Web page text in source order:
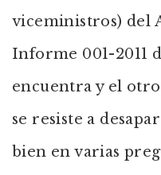
viceministros) del
Informe 001-2011
encuentra y el
se resiste a
bien en varias